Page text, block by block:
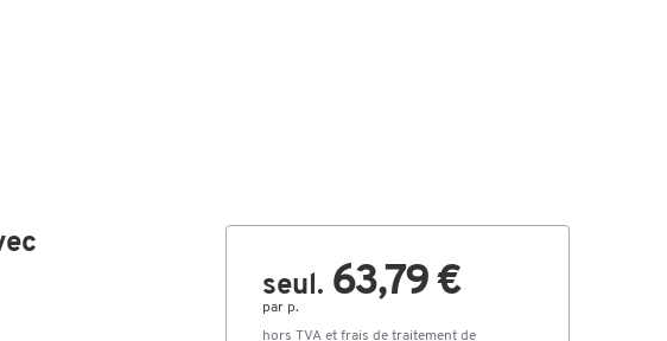
seul. 63,79 €
par p.
hors TVA et frais de traitement de